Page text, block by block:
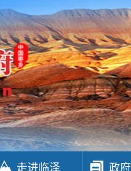
走进临泽 政